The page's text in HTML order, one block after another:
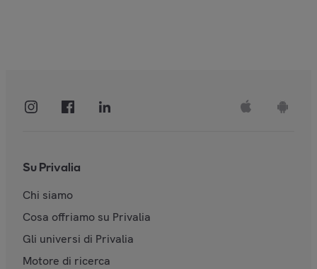
Su Privalia
Chi siamo
Cosa offriamo su Privalia
Gli universi di Privalia
Motore di ricerca